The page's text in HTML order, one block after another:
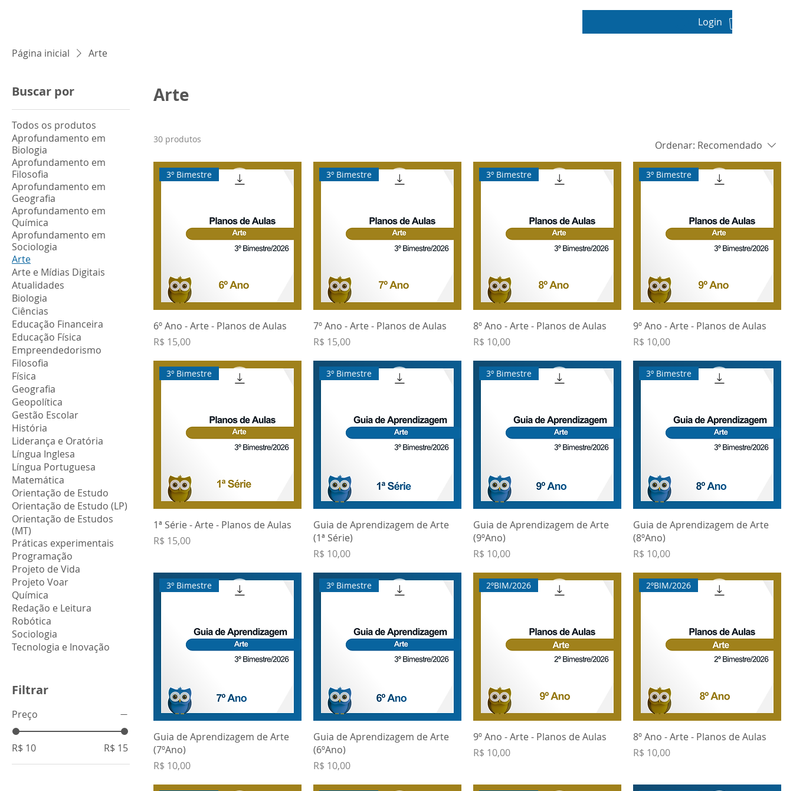
Login
Página inicial Arte
Buscar por
Todos os produtos
Aprofundamento em
Biologia
Aprofundamento em
Filosofia
Aprofundamento em
Geografia
Aprofundamento em
Química
Aprofundamento em
Sociologia
Arte
Arte e Mídias Digitais
Atualidades
Biologia
Ciências
Educação Financeira
Educação Física
Empreendedorismo
Filosofia
Física
Geografia
Geopolítica
Gestão Escolar
História
Liderança e Oratória
Língua Inglesa
Língua Portuguesa
Matemática
Orientação de Estudo
Orientação de Estudo (LP)
Orientação de Estudos
(MT)
Práticas experimentais
Programação
Projeto de Vida
Projeto Voar
Química
Redação e Leitura
Robótica
Sociologia
Tecnologia e Inovação
Filtrar
Preço
R$ 10 R$ 15
Arte
30 produtos Ordenar: Recomendado
3º Bimestre
6º Ano - Arte - Planos de Aulas
Preço
R$ 15,00
3º Bimestre
7º Ano - Arte - Planos de Aulas
Preço
R$ 15,00
3º Bimestre
8º Ano - Arte - Planos de Aulas
Preço
R$ 10,00
3º Bimestre
9º Ano - Arte - Planos de Aulas
Preço
R$ 10,00
3º Bimestre
1ª Série - Arte - Planos de Aulas
Preço
R$ 15,00
3º Bimestre
Guia de Aprendizagem de Arte
(1ª Série)
Preço
R$ 10,00
3º Bimestre
Guia de Aprendizagem de Arte
(9ºAno)
Preço
R$ 10,00
3º Bimestre
Guia de Aprendizagem de Arte
(8ºAno)
Preço
R$ 10,00
3º Bimestre
Guia de Aprendizagem de Arte
(7ºAno)
Preço
R$ 10,00
3º Bimestre
Guia de Aprendizagem de Arte
(6ºAno)
Preço
R$ 10,00
2ºBIM/2026
9º Ano - Arte - Planos de Aulas
Preço
R$ 10,00
2ºBIM/2026
8º Ano - Arte - Planos de Aulas
Preço
R$ 10,00